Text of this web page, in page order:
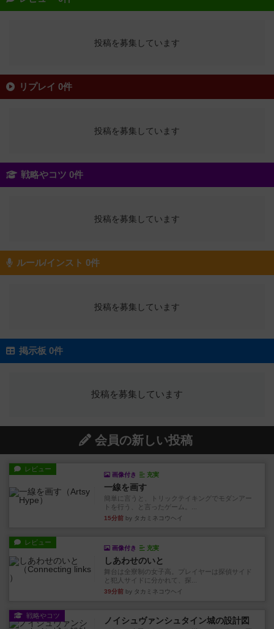
投稿を募集しています
リプレイ 0件
投稿を募集しています
戦略やコツ 0件
投稿を募集しています
ルール/インスト 0件
投稿を募集しています
掲示板 0件
投稿を募集しています
会員の新しい投稿
レビュー
画像付き 充実
一線を画す
簡単に言うと、トリックテイキングでモダンアー
トを行う、と言ったゲーム。...
15分前 by タカミネコウヘイ
レビュー
画像付き 充実
しあわせのいと
舞台は全寮制の女子高。プレイヤーは探偵サイド
と犯人サイドに分かれて、探...
39分前 by タカミネコウヘイ
戦略やコツ ノイシュヴァンシュタイン城の設計図